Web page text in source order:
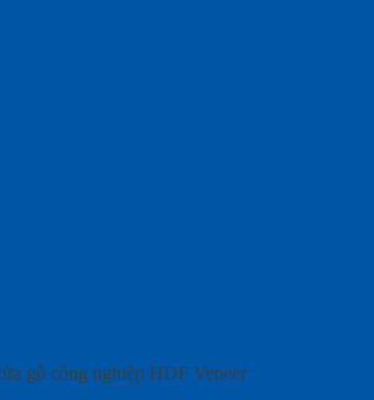
gỗ công nghiệp HDF Veneer